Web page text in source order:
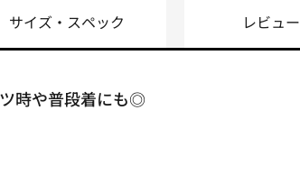
時や普段着にも◎
サイズ・スペック レビュー